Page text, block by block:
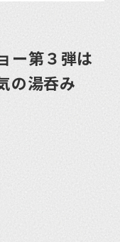
ー第３弾は
の湯呑み